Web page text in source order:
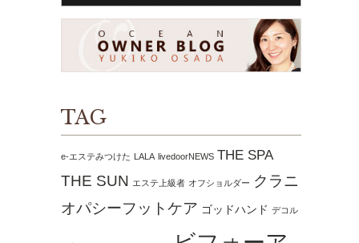
TAG
e-エステみつけた LALA livedoorNEWS THE SPA
THE SUN エステ上級者 オフショルダー クラニ
オパシーフットケア ゴッドハンド デコル